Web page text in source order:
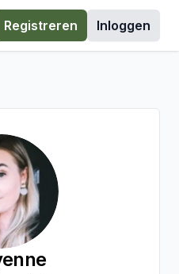
Registreren Inloggen